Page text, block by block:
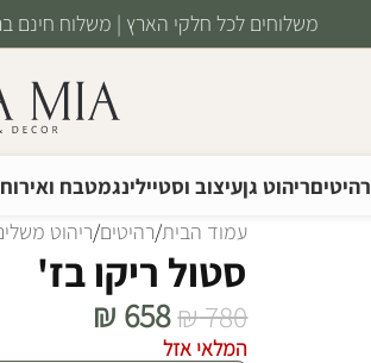
משלוחים לכל חלקי הארץ | משלוח חינם
רהיטיםריהוט גןעיצוב וסטיילינגמטבח ואירוח
עמוד הבית/רהיטים/ריהוט
סטול ריקו בז'
₪780
₪ 658
המלאי אזל